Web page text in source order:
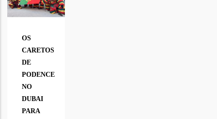
OS
CARETOS
DE
PODENCE
NO
DUBAI
PARA